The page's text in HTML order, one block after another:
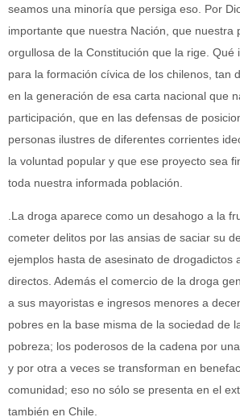
seamos una minoría que persiga eso. Por
importante que nuestra Nación, que nuestra
orgullosa de la Constitución que la rige.
para la formación cívica de los chilenos, tan
en la generación de esa carta nacional que
participación, que en las defensas de
personas ilustres de diferentes corrientes
la voluntad popular y que ese proyecto sea
toda nuestra informada población.
.La droga aparece como un desahogo a la
cometer delitos por las ansias de saciar su
ejemplos hasta de asesinato de drogadictos
directos. Además el comercio de la droga
a sus mayoristas e ingresos menores a
pobres en la base misma de la sociedad de
pobreza; los poderosos de la cadena por
y por otra a veces se transforman en
comunidad; eso no sólo se presenta en el
también en Chile.